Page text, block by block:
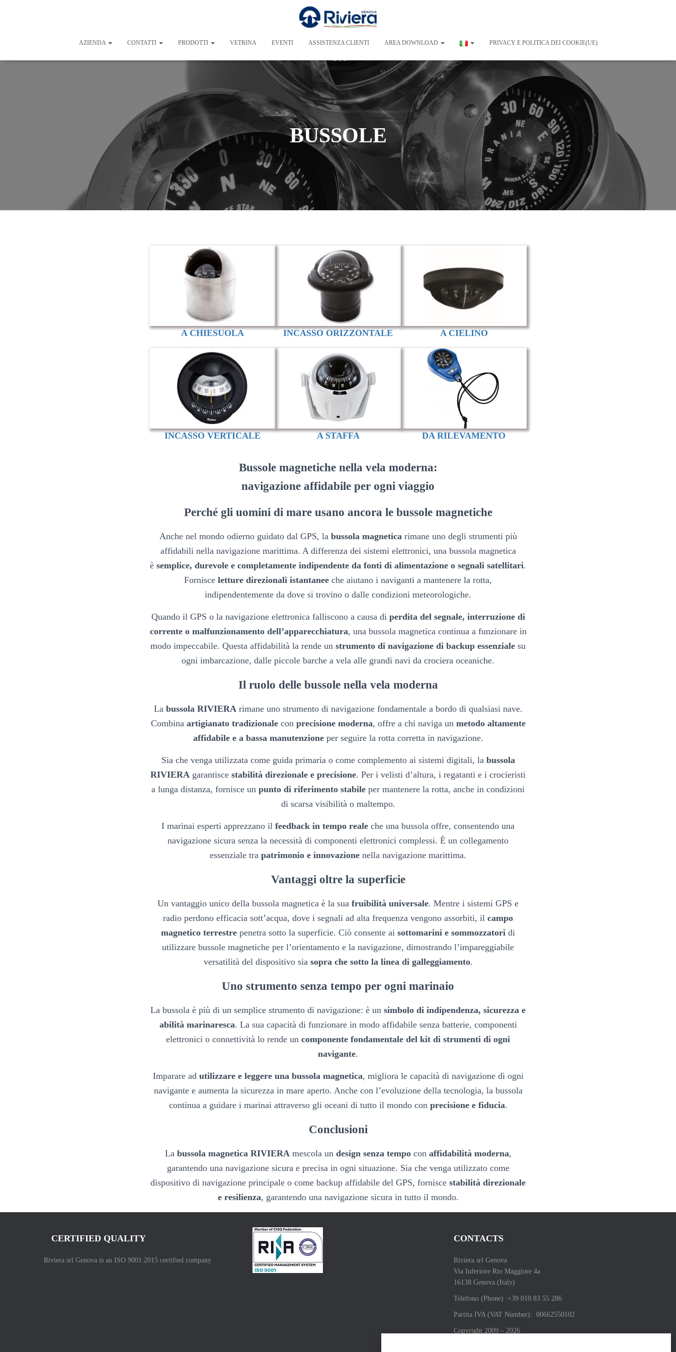
AZIENDA CONTATTI PRODOTTI VETRINA EVENTI ASSISTENZA CLIENTI AREA DOWNLOAD PRIVACY E POLITICA DEI COOKIE(UE)
BUSSOLE
A CHIESUOLA INCASSO ORIZZONTALE A CIELINO
INCASSO VERTICALE A STAFFA DA RILEVAMENTO
Bussole magnetiche nella vela moderna:
navigazione affidabile per ogni viaggio
Perché gli uomini di mare usano ancora le bussole magnetiche
Anche nel mondo odierno guidato dal GPS, la bussola magnetica rimane uno degli strumenti più
affidabili nella navigazione marittima. A differenza dei sistemi elettronici, una bussola magnetica
è semplice, durevole e completamente indipendente da fonti di alimentazione o segnali satellitari.
Fornisce letture direzionali istantanee che aiutano i naviganti a mantenere la rotta,
indipendentemente da dove si trovino o dalle condizioni meteorologiche.
Quando il GPS o la navigazione elettronica falliscono a causa di perdita del segnale, interruzione di
corrente o malfunzionamento dell’apparecchiatura, una bussola magnetica continua a funzionare in
modo impeccabile. Questa affidabilità la rende un strumento di navigazione di backup essenziale su
ogni imbarcazione, dalle piccole barche a vela alle grandi navi da crociera oceaniche.
Il ruolo delle bussole nella vela moderna
La bussola RIVIERA rimane uno strumento di navigazione fondamentale a bordo di qualsiasi nave.
Combina artigianato tradizionalecon precisione moderna, offre a chi naviga un metodo altamente
affidabile e a bassa manutenzioneper seguire la rotta corretta in navigazione.
Sia che venga utilizzata come guida primaria o come complemento ai sistemi digitali, la bussola
RIVIERA garantisce stabilità direzionale e precisione. Per i velisti d’altura, i regatanti e i crocieristi
a lunga distanza, fornisce un punto di riferimento stabile per mantenere la rotta, anche in condizioni
di scarsa visibilità o maltempo.
I marinai esperti apprezzano il feedback in tempo reale che una bussola offre, consentendo una
navigazione sicura senza la necessità di componenti elettronici complessi. È un collegamento
essenziale tra patrimonio e innovazione nella navigazione marittima.
Vantaggi oltre la superficie
Un vantaggio unico della bussola magnetica è la sua fruibilità universale. Mentre i sistemi GPS e
radio perdono efficacia sott’acqua, dove i segnali ad alta frequenza vengono assorbiti, il campo
magnetico terrestre penetra sotto la superficie. Ciò consente ai sottomarini e sommozzatori di
utilizzare bussole magnetiche per l’orientamento e la navigazione, dimostrando l’impareggiabile
versatilità del dispositivo sia sopra che sotto la linea di galleggiamento.
Uno strumento senza tempo per ogni marinaio
La bussola è più di un semplice strumento di navigazione: è un simbolo di indipendenza, sicurezza e
abilità marinaresca. La sua capacità di funzionare in modo affidabile senza batterie, componenti
elettronici o connettività lo rende un componente fondamentale del kit di strumenti di ogni
navigante.
Imparare ad utilizzare e leggere una bussola magnetica, migliora le capacità di navigazione di ogni
navigante e aumenta la sicurezza in mare aperto. Anche con l’evoluzione della tecnologia, la bussola
continua a guidare i marinai attraverso gli oceani di tutto il mondo con precisione e fiducia.
Conclusioni
La bussola magnetica RIVIERA mescola un design senza tempocon affidabilità moderna,
garantendo una navigazione sicura e precisa in ogni situazione. Sia che venga utilizzato come
dispositivo di navigazione principale o come backup affidabile del GPS, fornisce stabilità direzionale
e resilienza, garantendo una navigazione sicura in tutto il mondo.
CERTIFIED QUALITY
Riviera srl Genova is an ISO 9001:2015 certified company
CONTACTS
Riviera srl Genova
Via Inferiore Rio Maggiore 4a
16138 Genova (Italy)
Telefono (Phone) :+39 010 83 55 286
Partita IVA (VAT Number): 00662550102
Copyright 2009 – 2026